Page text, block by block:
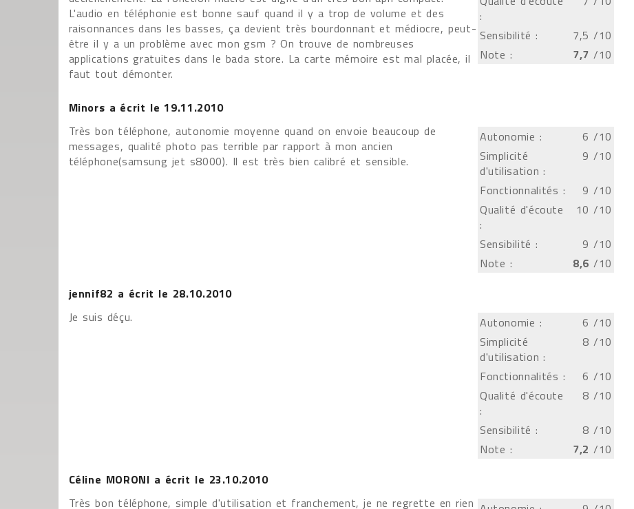
L'audio en téléphonie est bonne sauf quand il y a trop de volume et des
raisonnances dans les basses, ça devient très bourdonnant et médiocre, peut-
être il y a un problème avec mon gsm ? On trouve de nombreuses
applications gratuites dans le bada store. La carte mémoire est mal placée, il
faut tout démonter.
:
Sensibilité : 7,5 /10
Note :
7,7 /10
Minors a écrit le19.11.2010
Très bon téléphone, autonomie moyenne quand on envoie beaucoup de
messages, qualité photo pas terrible par rapport à mon ancien
téléphone(samsung jet s8000). Il est très bien calibré et sensible.
Autonomie : 6 /10
Simplicité
d'utilisation :
9 /10
Fonctionnalités : 9 /10
Qualité d'écoute
:
10 /10
Sensibilité : 9 /10
Note :
8,6 /10
jennif82 a écrit le 28.10.2010
Je suis déçu.
Autonomie : 6 /10
Simplicité
d'utilisation :
8 /10
Fonctionnalités : 6 /10
Qualité d'écoute
:
8 /10
Sensibilité : 8 /10
Note :
7,2 /10
Céline MORONI a écrit le 23.10.2010
Très bon téléphone, simple d'utilisation et franchement, je ne regrette en rien